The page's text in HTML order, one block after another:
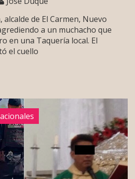
alcalde de El Carmen, Nuevo
a un muchacho que
en una Taquería local. El
el cuello